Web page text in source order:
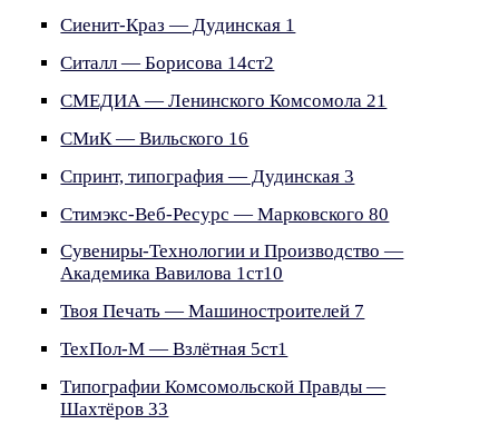
Сиенит-Краз — Дудинская 1
Ситалл — Борисова 14ст2
СМЕДИА — Ленинского Комсомола 21
СМиК — Вильского 16
Спринт, типография — Дудинская 3
Стимэкс-Веб-Ресурс — Марковского 80
Сувениры-Технологии и Производство —
Академика Вавилова 1ст10
Твоя Печать — Машиностроителей 7
ТехПол-М — Взлётная 5ст1
Типографии Комсомольской Правды —
Шахтёров 33